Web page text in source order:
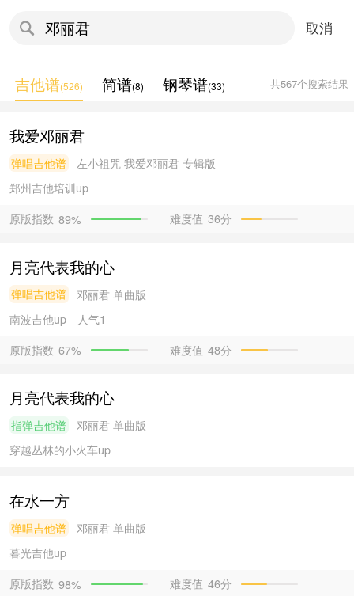
取消
吉他谱(526) 简谱(8) 钢琴谱(33) 共567个搜索结果
我爱邓丽君
弹唱吉他谱 左小祖咒 我爱邓丽君 专辑版
郑州吉他培训up
原版指数 89% 难度值 36分
月亮代表我的心
弹唱吉他谱 邓丽君 单曲版
南波吉他up
人气1
原版指数 67% 难度值 48分
月亮代表我的心
指弹吉他谱 邓丽君 单曲版
穿越丛林的小火车up
在水一方
弹唱吉他谱 邓丽君 单曲版
暮光吉他up
原版指数 98% 难度值 46分